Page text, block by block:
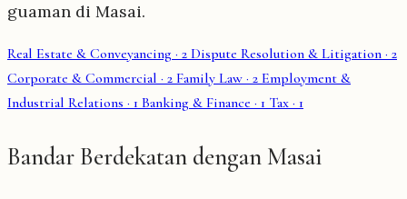
guaman di Masai.
Real Estate & Conveyancing · 2 Dispute Resolution & Litigation · 2
Corporate & Commercial · 2 Family Law · 2 Employment &
Industrial Relations · 1 Banking & Finance · 1 Tax · 1
Bandar Berdekatan dengan Masai